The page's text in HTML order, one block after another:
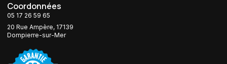
Coordonnées
05 17 26 59 65
20 Rue Ampère, 17139
Dompierre-sur-Mer